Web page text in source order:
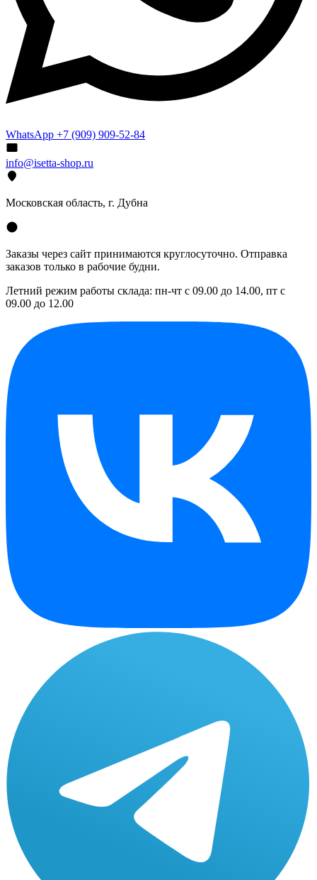
WhatsApp +7 (909) 909-52-84
info@isetta-shop.ru
Московская область, г. Дубна
Заказы через сайт принимаются круглосуточно. Отправка
заказов только в рабочие будни.
Летний режим работы склада: пн-чт с 09.00 до 14.00, пт с
09.00 до 12.00